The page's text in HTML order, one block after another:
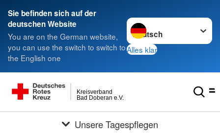
Sie befinden sich auf der
deutschen Website
You are on the German website,
you can use the switch to switch to
the English one
Sprache wechseln zu
Alles klar
Bad Doberan e.V.
Kreisverband
Unsere Tagespflegen